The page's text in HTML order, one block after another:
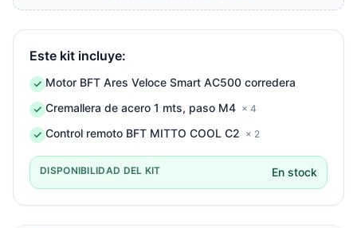
Este kit incluye:
Motor BFT Ares Veloce Smart AC500 corredera
Cremallera de acero 1 mts, paso M4 × 4
Control remoto BFT MITTO COOL C2 × 2
DISPONIBILIDAD DEL KIT En stock